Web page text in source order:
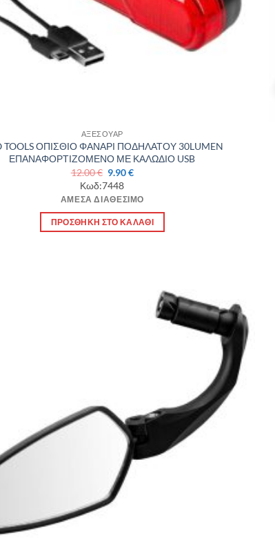
ΑΞΕΣΟΥΑΡ
TOOLS ΟΠΙΣΘΙΟ ΦΑΝΑΡΙ ΠΟΔΗΛΑΤΟΥ 30LUMEN
ΕΠΑΝΑΦΟΡΤΙΖΟΜΕΝΟ ΜΕ ΚΑΛΩΔΙΟ USB
12.00€ Original
price
was:
12.00 €.
9.90€Η
είναι:
9.90 €.
Κωδ:7448
ΆΜΕΣΑ ΔΙΑΘΈΣΙΜΟ
ΠΡΟΣΘΉΚΗ ΣΤΟ ΚΑΛΆΘΙ
στην λίστα
επιθυμιών